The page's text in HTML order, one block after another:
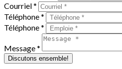
Courriel *
Téléphone *
Téléphone *
Message *
Discutons ensemble!